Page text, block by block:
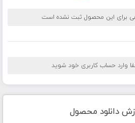
برای این محصول ثبت نشده است
وارد حساب کاربری خود شوید
دانلود محصول